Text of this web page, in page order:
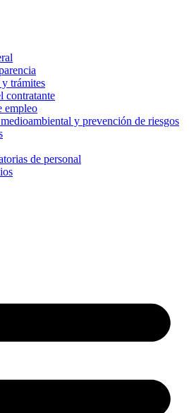
trámites
contratante
empleo
y prevención de riesgos
de personal